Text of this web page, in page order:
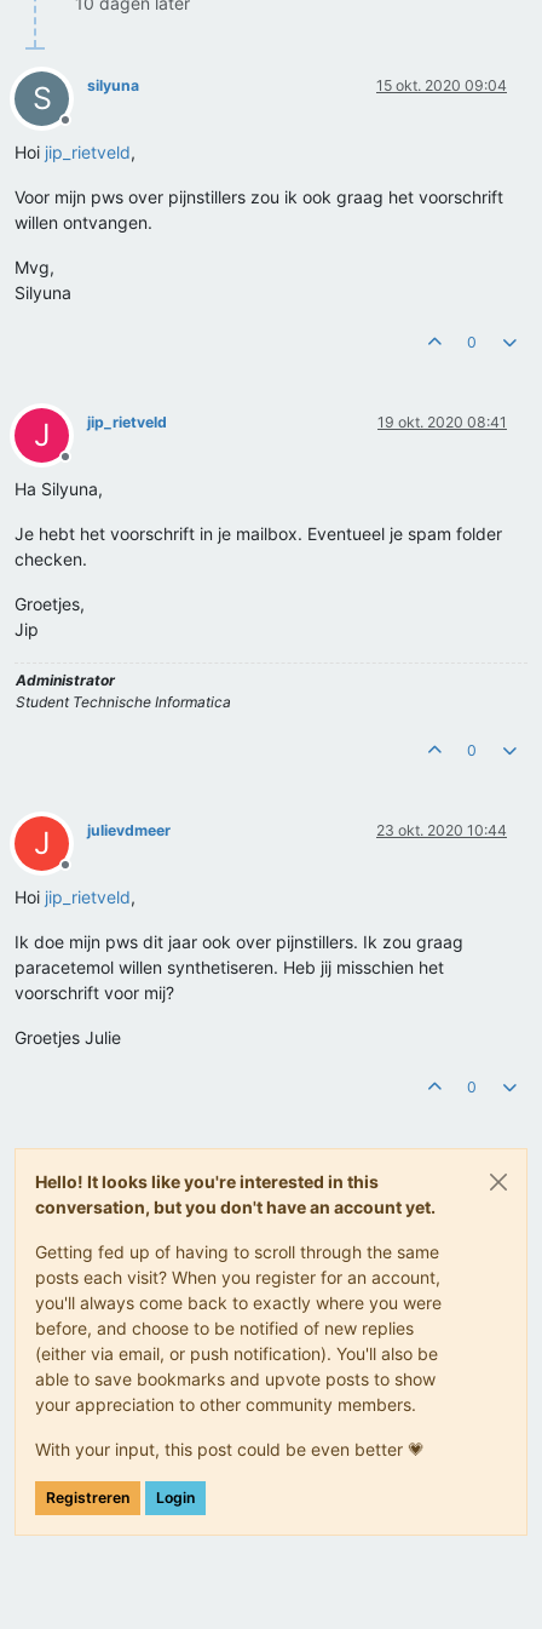
S
Offline
silyuna 15 okt. 2020 09:04
Hoi jip_rietveld,
Voor mijn pws over pijnstillers zou ik ook graag het voorschrift
willen ontvangen.
Mvg,
Silyuna
0
J
Offline
jip_rietveld 19 okt. 2020 08:41
Ha Silyuna,
Je hebt het voorschrift in je mailbox. Eventueel je spam folder
checken.
Groetjes,
Jip
Administrator
Student Technische Informatica
0
J
Offline
julievdmeer 23 okt. 2020 10:44
Hoi jip_rietveld,
Ik doe mijn pws dit jaar ook over pijnstillers. Ik zou graag
paracetemol willen synthetiseren. Heb jij misschien het
voorschrift voor mij?
Groetjes Julie
0
Hello! It looks like you're interested in this
conversation, but you don't have an account yet.
Getting fed up of having to scroll through the same
posts each visit? When you register for an account,
you'll always come back to exactly where you were
before, and choose to be notified of new replies
(either via email, or push notification). You'll also be
able to save bookmarks and upvote posts to show
your appreciation to other community members.
With your input, this post could be even better 💗
Registreren Login